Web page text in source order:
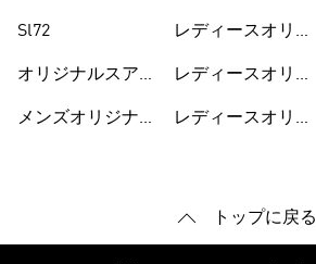
Sl72
オリジナルスアク
メンズオリジナル
レディースオリジ
レディースオリジ
レディースオリジ
トップに戻る